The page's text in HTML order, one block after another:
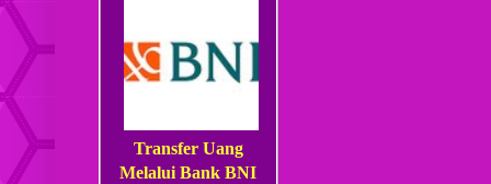
Transfer Uang
Melalui Bank BNI